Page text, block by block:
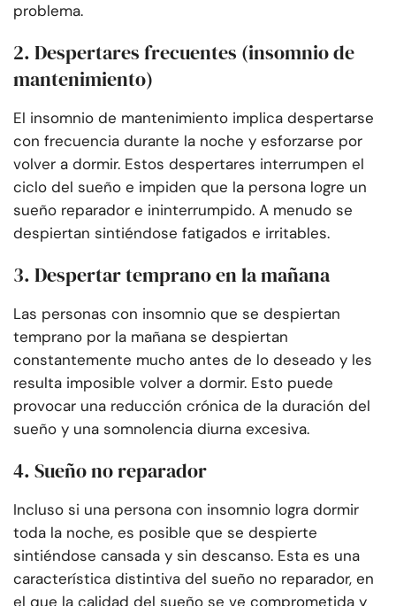
problema.
2. Despertares frecuentes (insomnio de
mantenimiento)
El insomnio de mantenimiento implica despertarse
con frecuencia durante la noche y esforzarse por
volver a dormir. Estos despertares interrumpen el
ciclo del sueño e impiden que la persona logre un
sueño reparador e ininterrumpido. A menudo se
despiertan sintiéndose fatigados e irritables.
3. Despertar temprano en la mañana
Las personas con insomnio que se despiertan
temprano por la mañana se despiertan
constantemente mucho antes de lo deseado y les
resulta imposible volver a dormir. Esto puede
provocar una reducción crónica de la duración del
sueño y una somnolencia diurna excesiva.
4. Sueño no reparador
Incluso si una persona con insomnio logra dormir
toda la noche, es posible que se despierte
sintiéndose cansada y sin descanso. Esta es una
característica distintiva del sueño no reparador, en
el que la calidad del sueño se ve comprometida y